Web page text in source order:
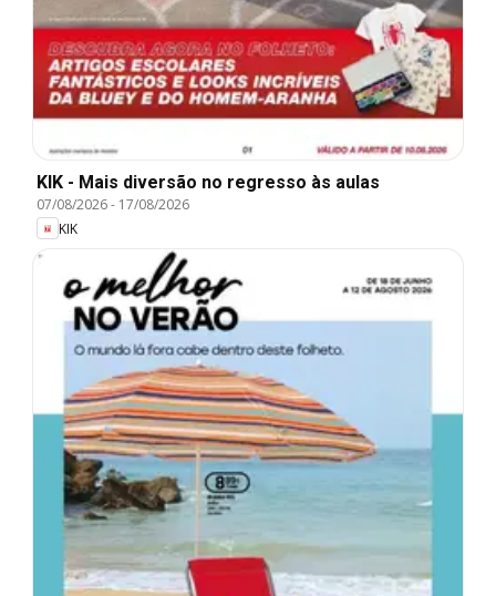
KIK - Mais diversão no regresso às aulas
07/08/2026- 17/08/2026
KIK